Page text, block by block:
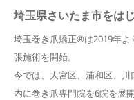
埼玉県さいたま市をは
埼玉巻き爪矯正®︎は2019年よ
張施術を開始。
今では、大宮区、浦和区、
内に巻き爪専門院を6院を展開